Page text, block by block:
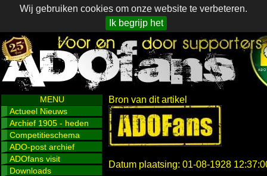
Wij gebruiken cookies om onze website te verbeteren.
Ik begrijp het
MENU
Actueel Nieuws
Archief 1905 - heden
Competitieschema
ADO-post archief
ADOfans visit
Downloads
Bron van dit artikel
Datum plaatsing: 01-08-1928